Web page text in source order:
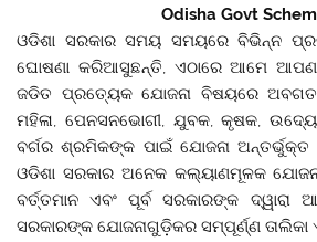
Odisha Govt
ଓଡିଶା ସରକାର ସମୟ ସମୟରେ ବିଭିନ୍ନ
ଘୋଷଣା କରିଆସୁଛନ୍ତି, ଏଠାରେ ଆମେ
ଜଡିତ ପ୍ରତ୍ୟେକ ଯୋଜନା ବିଷୟରେ ଅବଗତ
ମହିଳା, ପେନସନଭୋଗୀ, ଯୁବକ, କୃଷକ,
ବର୍ଗର ଶ୍ରମିକଙ୍କ ପାଇଁ ଯୋଜନା ଅନ୍ତର୍ଭୁକ୍ତ
ଓଡିଶା ସରକାର ଅନେକ କଲ୍ୟାଣମୂଳକ
ବର୍ତ୍ତମାନ ଏବଂ ପୂର୍ବ ସରକାରଙ୍କ ଦ୍ୱାରା
ସରକାରଙ୍କ ଯୋଜନାଗୁଡ଼ିକର ସମ୍ପୂର୍ଣ୍ଣ ତାଲିକା